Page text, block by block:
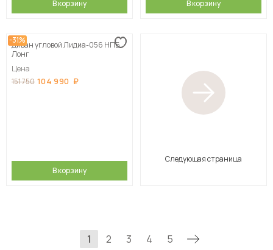
В корзину В корзину
-31%
Диван угловой Лидиа-056 НПБ
Лонг
Цена
151 750 104 990
В корзину
Следующая страница
1 2 3 4 5